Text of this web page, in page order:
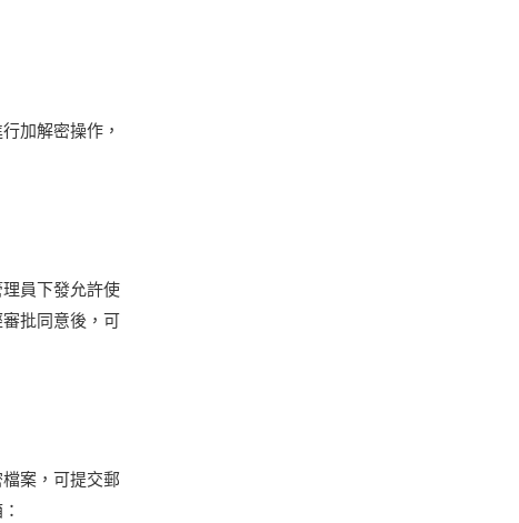
加解密操作，
員下發允許使
批同意後，可
案，可提交郵